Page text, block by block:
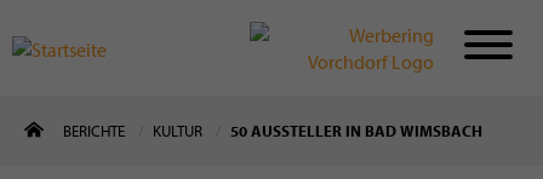
zum
BERICHTE KULTUR 50 AUSSTELLER IN BAD WIMSBACH